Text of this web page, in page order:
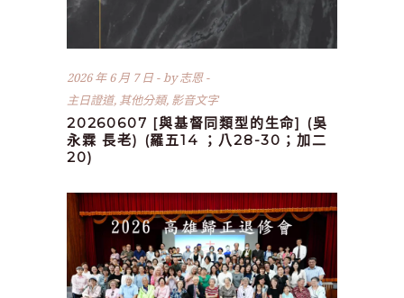
2026 年 6 月 7 日 by志恩
主日證道, 其他分類, 影音文字
20260607 [與基督同類型的生命] (吳
永霖 長老) (羅五14 ；八28-30；加二
20)